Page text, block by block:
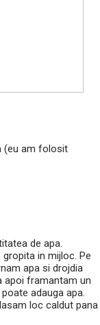
(eu am folosit
de apa.
in mijloc. Pe
apa si drojdia
apoi framantam un
adauga apa.
loc caldut pana